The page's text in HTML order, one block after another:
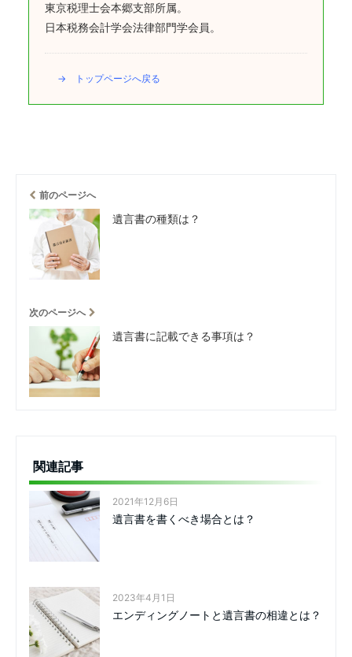
東京税理士会本郷支部所属。
日本税務会計学会法律部門学会員。
→ トップページへ戻る
前のページへ
遺言書の種類は？
次のページへ
遺言書に記載できる事項は？
関連記事
2021年12月6日
遺言書を書くべき場合とは？
2023年4月1日
エンディングノートと遺言書の相違とは？